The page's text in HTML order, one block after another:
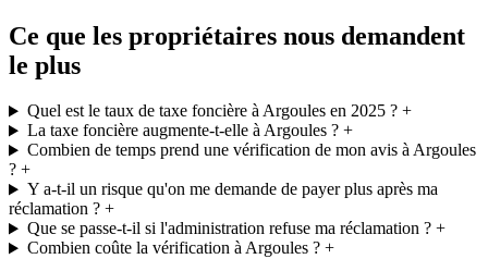
Ce que les propriétaires nous demandent
le plus
Quel est le taux de taxe foncière à Argoules en 2025 ?+
La taxe foncière augmente-t-elle à Argoules ?+
Combien de temps prend une vérification de mon avis à Argoules
? +
Y a-t-il un risque qu'on me demande de payer plus après ma
réclamation ? +
Que se passe-t-il si l'administration refuse ma réclamation ?+
Combien coûte la vérification à Argoules ?+